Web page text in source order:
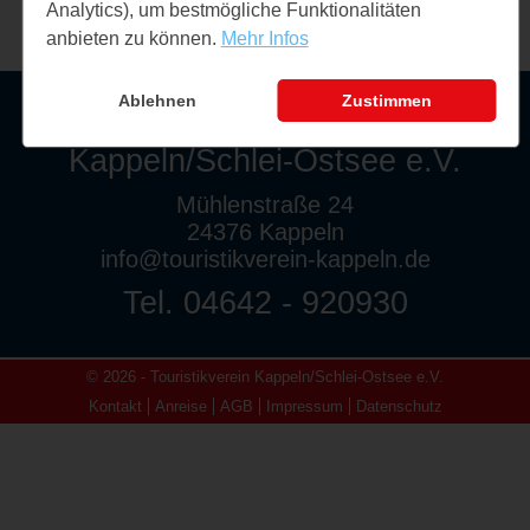
Touristikverein
Kappeln/Schlei-Ostsee e.V.
Mühlenstraße 24
24376 Kappeln
info@touristikverein-kappeln.de
Tel. 04642 - 920930
© 2026 - Touristikverein Kappeln/Schlei-Ostsee e.V.
Kontakt
Anreise AGB Impressum Datenschutz
Analytics), um bestmögliche Funktionalitäten
anbieten zu können. Mehr Infos
Ablehnen Zustimmen